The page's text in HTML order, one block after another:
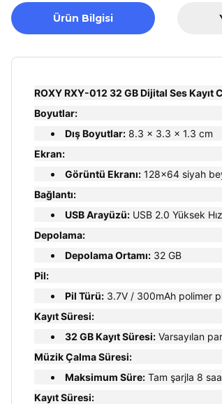
Ürün Bilgisi
ROXY RXY-012 32 GB Dijital Ses Kayıt
Boyutlar:
Dış Boyutlar: 8.3 x 3.3 x 1.3 cm
Ekran:
Görüntü Ekranı: 128x64 siyah
Bağlantı:
USB Arayüzü: USB 2.0 Yüksek Hız
Depolama:
Depolama Ortamı: 32 GB
Pil:
Pil Türü: 3.7V / 300mAh polimer
Kayıt Süresi:
32 GB Kayıt Süresi: Varsayılan
Müzik Çalma Süresi:
Maksimum Süre: Tam şarjla 8
Kayıt Süresi: